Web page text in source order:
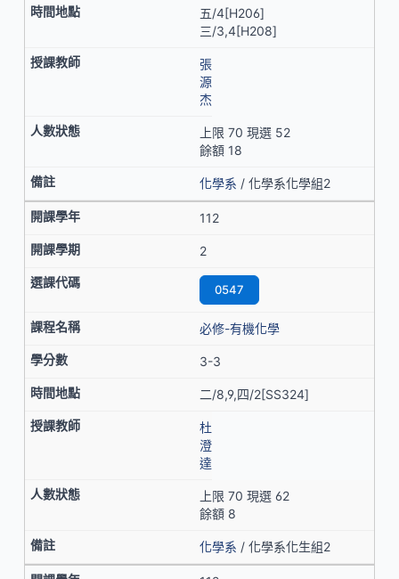
五/4[H206]
三/3,4[H208]
張
源
杰
上限 70 現選 52
餘額 18
化學系 / 化學系化學組2
112
2
0547
必修-有機化學
3-3
二/8,9,四/2[SS324]
杜
澄
達
上限 70 現選 62
餘額 8
化學系 / 化學系化生組2